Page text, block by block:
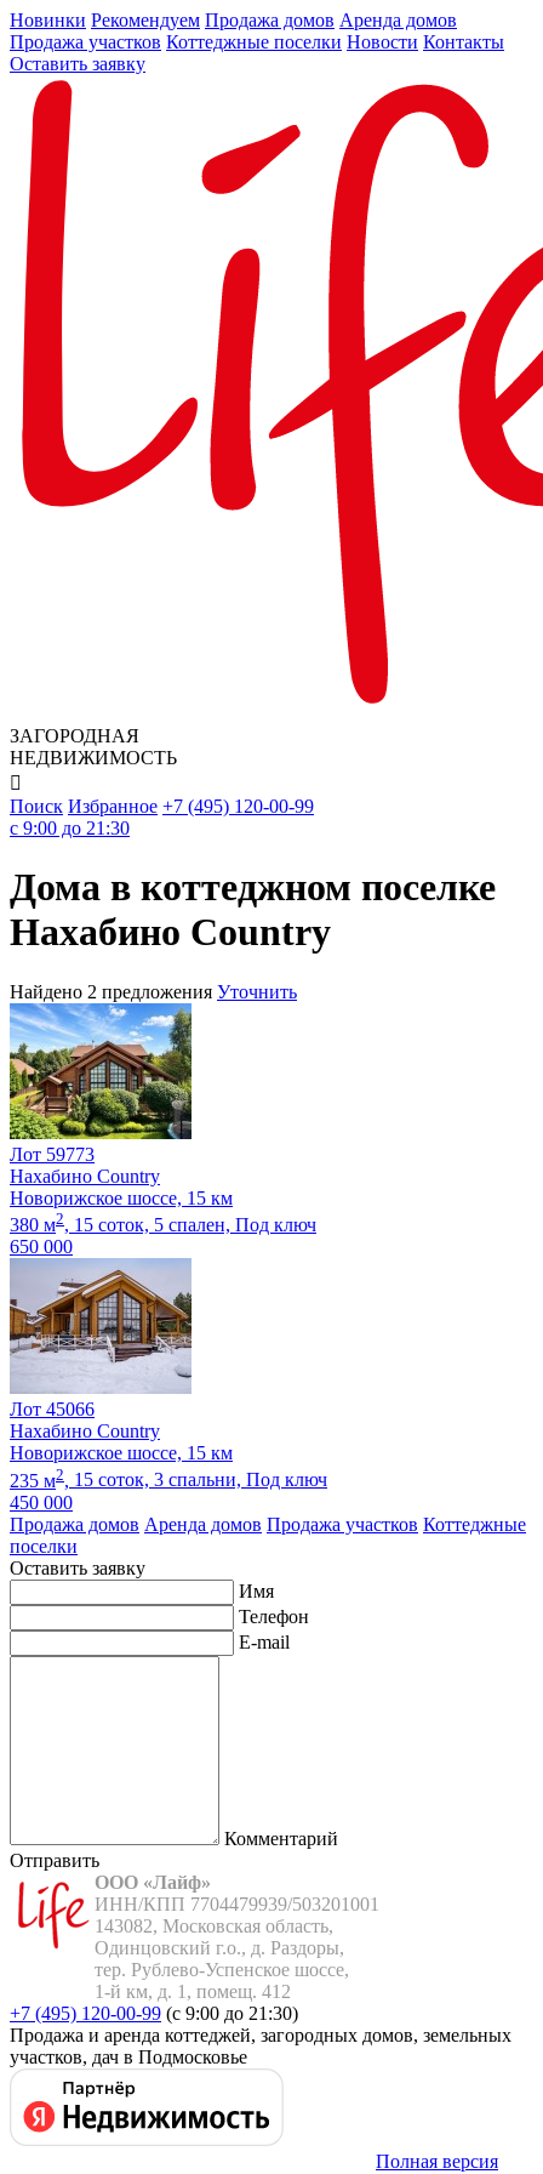
Новинки Рекомендуем Продажа домов Аренда домов
Продажа участков Коттеджные поселки Новости Контакты
Оставить заявку
ЗАГОРОДНАЯ
НЕДВИЖИМОСТЬ

Поиск Избранное +7 (495) 120-00-99
c 9:00 до 21:30
Дома в коттеджном поселке
Нахабино Country
Найдено 2 предложения Уточнить
Лот 59773
Нахабино Country
Новорижское шоссе, 15 км
380 м2, 15 соток, 5 спален, Под ключ
650 000
Лот 45066
Нахабино Country
Новорижское шоссе, 15 км
235 м2, 15 соток, 3 спальни, Под ключ
450 000
Продажа домов Аренда домов Продажа участков Коттеджные
поселки
Оставить заявку
Имя
Телефон
E-mail
Комментарий
Отправить
ООО «Лайф»
ИНН/КПП 7704479939/503201001
143082, Московская область,
Одинцовский г.о., д. Раздоры,
тер. Рублево-Успенское шоссе,
1-й км, д. 1, помещ. 412
+7 (495) 120-00-99 (с 9:00 до 21:30)
Продажа и аренда коттеджей, загородных домов, земельных
участков, дач в Подмосковье
Полная версия